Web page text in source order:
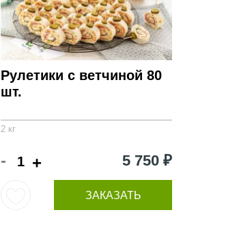
Рулетики с ветчиной 80
шт.
2 кг
- + 5 750 ₽
ЗАКАЗАТЬ